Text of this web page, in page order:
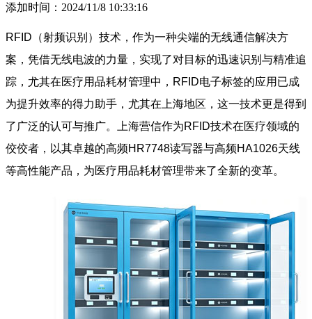
添加时间：2024/11/8 10:33:16
RFID（射频识别）技术，作为一种尖端的无线通信解决方
案，凭借无线电波的力量，实现了对目标的迅速识别与精准追
踪，尤其在医疗用品耗材管理中，RFID电子标签的应用已成
为提升效率的得力助手，尤其在上海地区，这一技术更是得到
了广泛的认可与推广。上海营信作为RFID技术在医疗领域的
佼佼者，以其卓越的高频HR7748读写器与高频HA1026天线
等高性能产品，为医疗用品耗材管理带来了全新的变革。